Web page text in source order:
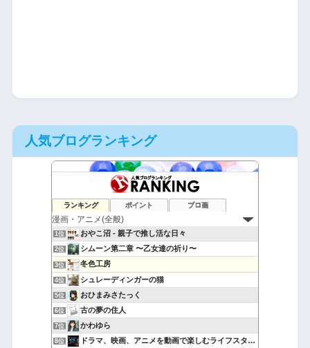
人気ブログランキング
ランキング ポイント ブロ画
1位 おやこ沼 - 親子で推し活な日々
2位 シムーン第二章 〜乙女達の祈り〜
3位 冬色工房
4位 シュレーディンガーの猫
5位 おひまみさたっく
6位 古の夢の住人
7位 かわゆら
8位 ドラマ、映画、アニメを動画で楽しむライフスタイル